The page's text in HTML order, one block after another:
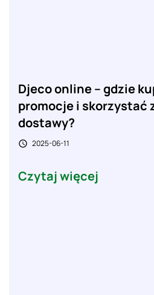
Djeco online – gdzie
promocje i skorzystać
dostawy?
 2025-06-11
Czytaj więcej